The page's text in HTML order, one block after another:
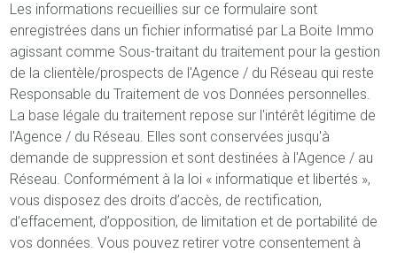
Les informations recueillies sur ce formulaire sont
enregistrées dans un fichier informatisé par La Boite Immo
agissant comme Sous-traitant du traitement pour la gestion
de la clientèle/prospects de l'Agence / du Réseau qui reste
Responsable du Traitement de vos Données personnelles.
La base légale du traitement repose sur l'intérêt légitime de
l'Agence / du Réseau. Elles sont conservées jusqu'à
demande de suppression et sont destinées à l'Agence / au
Réseau. Conformément à la loi « informatique et libertés »,
vous disposez des droits d’accès, de rectification,
d’effacement, d’opposition, de limitation et de portabilité de
vos données. Vous pouvez retirer votre consentement à